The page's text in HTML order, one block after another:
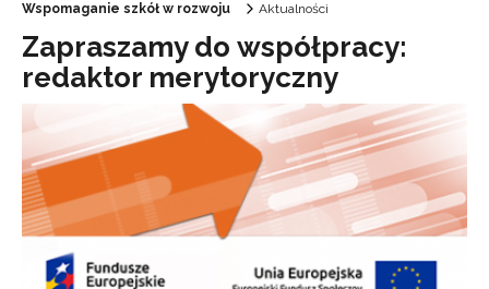
Wspomaganie szkół w rozwoju
Aktualności
Zapraszamy do współpracy:
redaktor merytoryczny